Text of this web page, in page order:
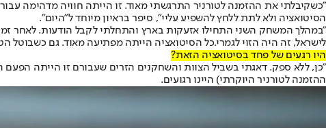
"כשקיבלתי את ההזמנה לטורניר התרגשתי מאוד. זו הייתה חוויה מדהימה
הסיטואציה ולא לתת ללחץ להשפיע עליי", סיפר בראיון מיוחד ל"היום".
"במהלך המשחק השני התחילו אזעקות בארץ והתחלתי לקבל הודעות. לאחר
לישראל, זה היה הזוי לגמרי.כל הסיטואציה הייתה מפתיעה מאוד. גם כשבוטל
היו רגעים של פחד בסיטואציה הזאת?
"כן, ללא ספק. דאגתי בשביל הצוות והשחקנים הזרים שעבורם זו הייתה
ההזמנה לטורניר היוקרתי) היינו רגועים.